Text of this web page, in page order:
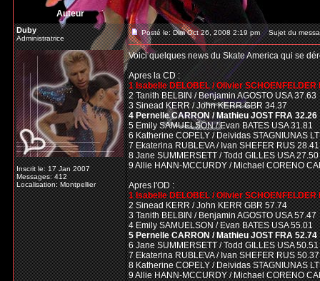
Auteur
Duby
Administratrice
Inscrit le: 17 Jan 2007
Messages: 412
Localisation: Montpellier
Posté le: Dim Oct 26, 2008 2:19 pm Sujet du
Voici quelques news du Skate America qui se
Apres la CD :
1 Isabelle DELOBEL / Olivier SCHOENFELDER
2 Tanith BELBIN / Benjamin AGOSTO USA 37.63
3 Sinead KERR / John KERR GBR 34.37
4 Pernelle CARRON / Mathieu JOST FRA 32.26
5 Emily SAMUELSON / Evan BATES USA 31.81
6 Katherine COPELY / Deividas STAGNIUNAS
7 Ekaterina RUBLEVA / Ivan SHEFER RUS 28.41
8 Jane SUMMERSETT / Todd GILLES USA 27.50
9 Allie HANN-MCCURDY / Michael CORENO
Apres l'OD :
1 Isabelle DELOBEL / Olivier SCHOENFELDER
2 Sinead KERR / John KERR GBR 57.74
3 Tanith BELBIN / Benjamin AGOSTO USA 57.47
4 Emily SAMUELSON / Evan BATES USA 55.01
5 Pernelle CARRON / Mathieu JOST FRA 52.74
6 Jane SUMMERSETT / Todd GILLES USA 50.51
7 Ekaterina RUBLEVA / Ivan SHEFER RUS 50.37
8 Katherine COPELY / Deividas STAGNIUNAS
9 Allie HANN-MCCURDY / Michael CORENO